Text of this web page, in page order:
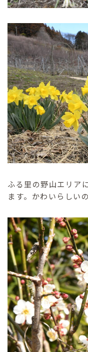
ふる里の野山エリア
ます。かわいらしい